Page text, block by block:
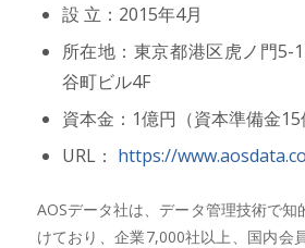
設 立：2015年4月
所在地：東京都港区虎ノ門5-
谷町ビル4F
資本金：1億円（資本準備金15
URL： https://
AOSデータ社は、データ管理技術で
けており、企業7,000社以上、国内会